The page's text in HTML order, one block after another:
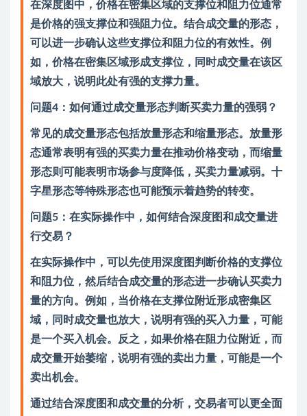
在深度图中，价格在密集区域的支撑位和阻力位通常
是价格的强支撑位和强阻力位。结合成交量的形态，
可以进一步确认这些支撑位和阻力位的有效性。例
如，价格在密集区域形成支撑位，同时成交量在该区
域放大，说明此处有强的支撑力量。
问题4：如何通过成交量形态判断买卖力量的强弱？
常见的成交量形态包括放量形态和缩量形态。放量形
态通常表明有强的买卖力量在推动价格变动，而缩量
形态则可能表明市场参与度降低，买卖力量减弱。十
字星形态等特殊形态也可能预示着趋势的转变。
问题5：在实际操作中，如何结合深度图和成交量进
行交易？
在实际操作中，可以先使用深度图判断价格的支撑位
和阻力位，然后结合成交量的形态进一步确认买卖力
量的方向。例如，当价格在支撑位附近形成密集区
域，同时成交量也放大，说明有强的买入力量，可能
是一个买入机会。反之，如果价格在阻力位附近，而
成交量开始萎缩，说明有强的卖出力量，可能是一个
卖出机会。
通过结合深度图和成交量的分析，交易者可以更全面